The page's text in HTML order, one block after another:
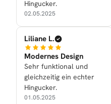
Hingucker.
02.05.2025
Liliane L.
Modernes Design
Sehr funktional und
gleichzeitig ein echter
Hingucker.
01.05.2025